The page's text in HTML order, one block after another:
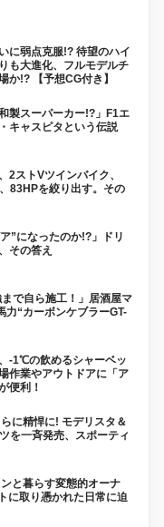
に弱点克服!? 待望のハイ
も大進化、フルモデルチ
か!? 【予想CG付き】
製スーパーカー!?」F1エ
キャスピタという伝説
2ストVツインバイク、
83HPを絞り出す。その
”になったのか!?」ドリ
その答え
で自ら施工！」居酒屋マ
力“カーボンケブラーGT-
-1℃の飲めるシャーベッ
作業やアウトドアに「ア
便利！
に精悍に! モデリスタ＆
を一斉発売、スポーティ
と暮らす変態的オーナ
に取り憑かれた日常に迫